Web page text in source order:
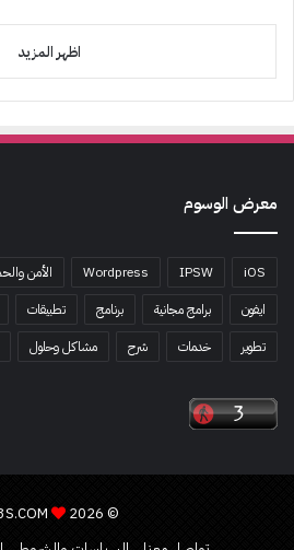
اظهر المزيد
معرض الوسوم
iOS
IPSW
Wordpress الأمن
ايفون
برامج مجانية برنامج تطبيقات
تطوير
خدمات شرح مشاكل وحلول
© 2026